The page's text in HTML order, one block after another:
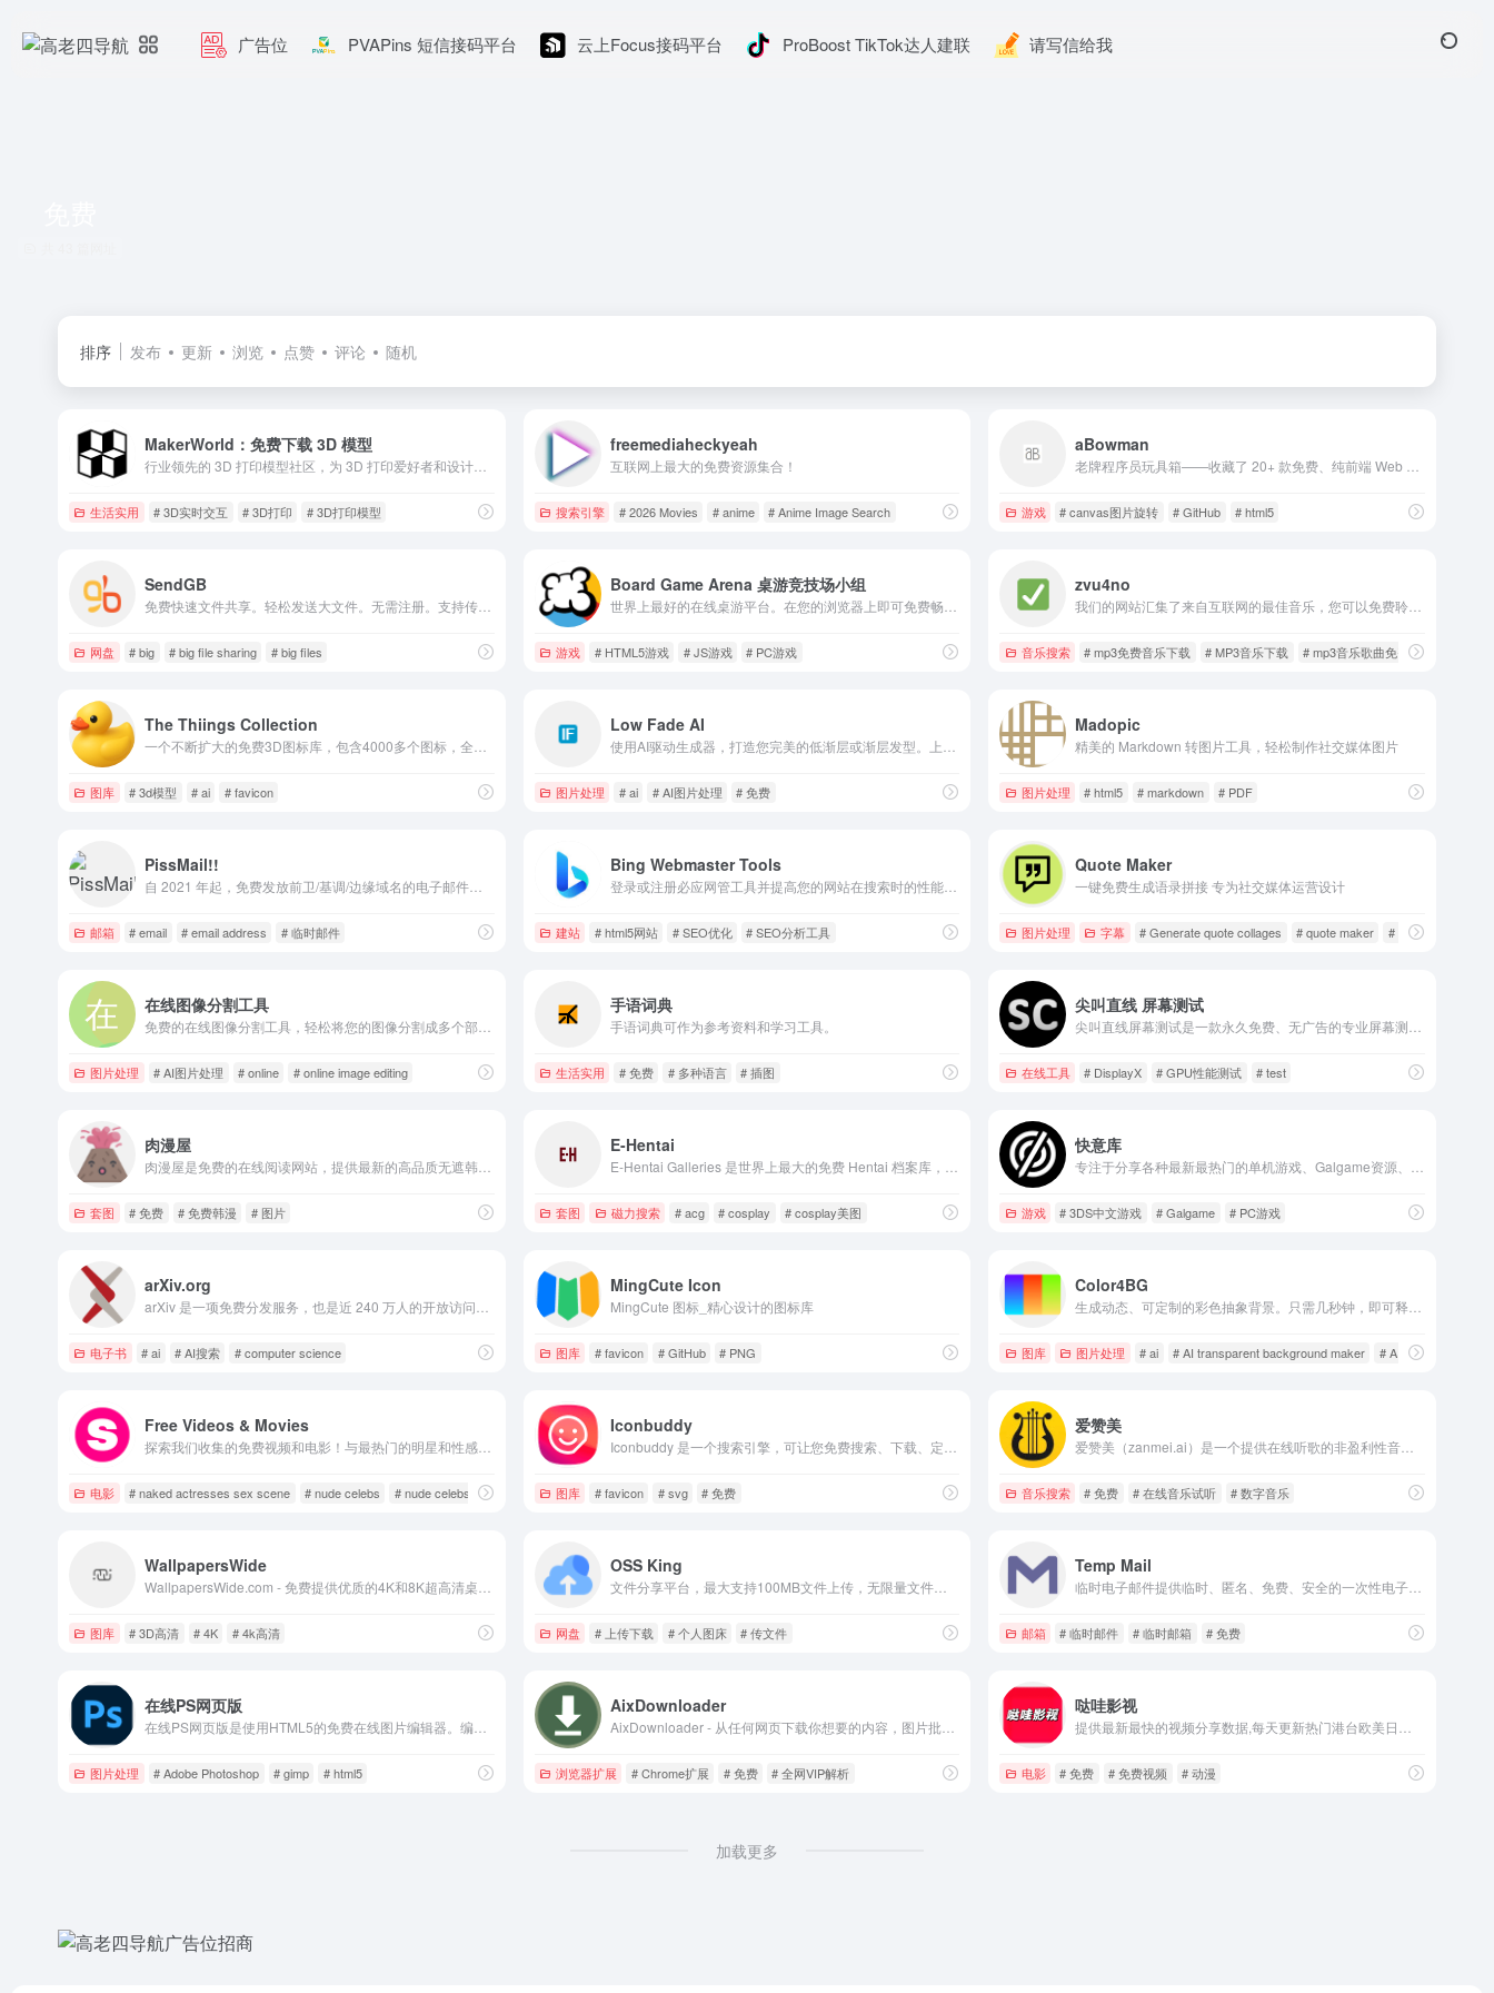
广告位 PVAPins 短信接码平台 云上Focus接码平台 ProBoost TikTok达人建联 请写信给我
排序 发布 更新 浏览 点赞 评论 随机
MakerWorld：免费下载 3D 模型
生活实用 # 3D实时交互 # 3D打印 # 3D打印模型
freemediaheckyeah
互联网上最大的免费资源集合！
搜索引擎 # 2026 Movies # anime # Anime Image Search
aBowman
游戏 # canvas图片旋转 # GitHub # html5
SendGB
网盘 # big # big file sharing # big files
Board Game Arena 桌游竞技场小组
游戏 # HTML5游戏 # JS游戏 # PC游戏
zvu4no
音乐搜索 # mp3免费音乐下载 # MP3音乐下载 # mp3音乐歌曲免费下载
The Thiings Collection
图库 # 3d模型 # ai # favicon
Low Fade AI
图片处理 # ai # AI图片处理 # 免费
Madopic
精美的 Markdown 转图片工具，轻松制作社交媒体图片
图片处理 # html5 # markdown # PDF
PissMail!!
邮箱 # email # email address # 临时邮件
Bing Webmaster Tools
登录或注册必应网管工具并提高您的网站在搜索时的性能。免费获取各种报告、工具和资源。
建站 # html5网站 # SEO优化 # SEO分析工具
Quote Maker
一键免费生成语录拼接 专为社交媒体运营设计
图片处理 字幕 # Generate quote collages # quote maker # quote stack
在线图像分割工具
图片处理 # AI图片处理 # online # online image editing
手语词典
手语词典可作为参考资料和学习工具。
生活实用 # 免费 # 多种语言 # 插图
尖叫直线 屏幕测试
在线工具 # DisplayX # GPU性能测试 # test
肉漫屋
套图 # 免费 # 免费韩漫 # 图片
E-Hentai
套图 磁力搜索 # acg # cosplay # cosplay美图
快意库
游戏 # 3DS中文游戏 # Galgame # PC游戏
arXiv.org
电子书 # ai # AI搜索 # computer science
MingCute Icon
MingCute 图标_精心设计的图标库
图库 # favicon # GitHub # PNG
Color4BG
图库 图片处理 # ai # AI transparent background maker # AIGC
Free Videos & Movies
电影 # naked actresses sex scene # nude celebs # nude celebs online
Iconbuddy
图库 # favicon # svg # 免费
爱赞美
音乐搜索 # 免费 # 在线音乐试听 # 数字音乐
WallpapersWide
图库 # 3D高清 # 4K # 4k高清
OSS King
文件分享平台，最大支持100MB文件上传，无限量文件分享，支持文件预览
网盘 # 上传下载 # 个人图床 # 传文件
Temp Mail
邮箱 # 临时邮件 # 临时邮箱 # 免费
在线PS网页版
图片处理 # Adobe Photoshop # gimp # html5
AixDownloader
AixDownloader - 从任何网页下载你想要的内容，图片批量下载，全网视频下载，音乐文件下载，功能完全免费。
浏览器扩展 # Chrome扩展 # 免费 # 全网VIP解析
哒哇影视
电影 # 免费 # 免费视频 # 动漫
加载更多